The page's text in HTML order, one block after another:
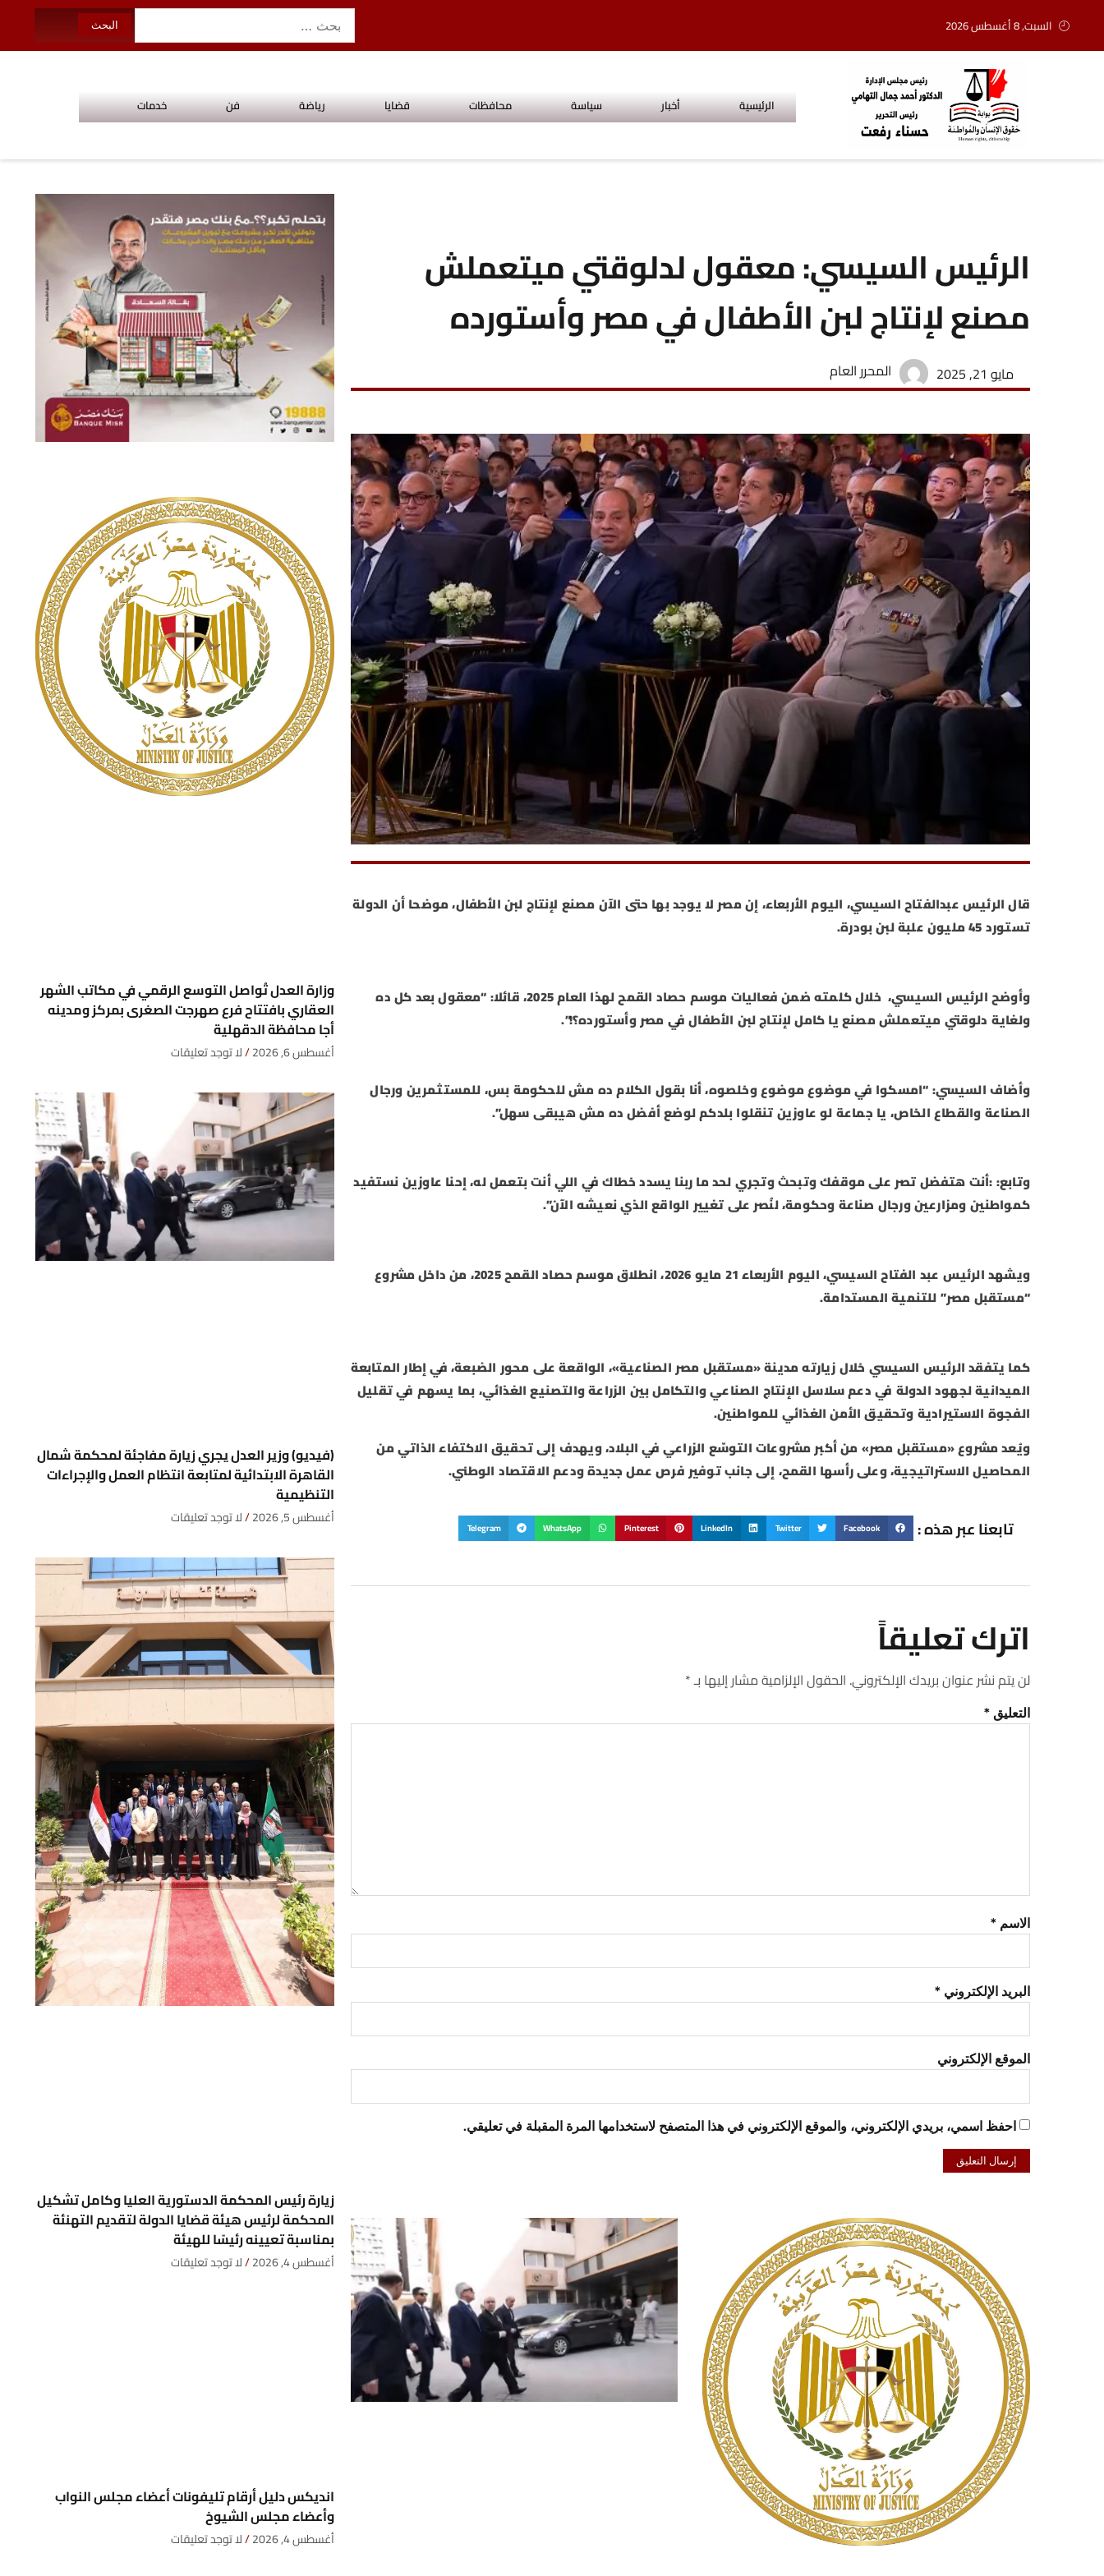
السبت, 8 أغسطس 2026
الرئيسية أخبار سياسة محافظات قضايا رياضة فن خدمات
الرئيس السيسي: معقول لدلوقتي ميتعملش
مصنع لإنتاج لبن الأطفال في مصر وأستورده
مايو 21, 2025 المحرر العام
قال الرئيس عبدالفتاح السيسي، اليوم الأربعاء، إن مصر لا يوجد بها حتى الآن مصنع لإنتاج لبن الأطفال، موضحا أن الدولة
تستورد 45 مليون علبة لبن بودرة.
وأوضح الرئيس السيسي، خلال كلمته ضمن فعاليات موسم حصاد القمح لهذا العام 2025، قائلا: “معقول بعد كل ده
ولغاية دلوقتي ميتعملش مصنع يا كامل لإنتاج لبن الأطفال في مصر وأستورده؟!”.
وأضاف السيسي: “امسكوا في موضوع موضوع وخلصوه، أنا بقول الكلام ده مش للحكومة بس، للمستثمرين ورجال
الصناعة والقطاع الخاص، يا جماعة لو عاوزين تنقلوا بلدكم لوضع أفضل ده مش هيبقى سهل”.
وتابع: :أنت هتفضل تصر على موقفك وتبحث وتجري لحد ما ربنا يسدد خطاك في اللي أنت بتعمل له، إحنا عاوزين نستفيد
كمواطنين ومزارعين ورجال صناعة وحكومة، لنُصر على تغيير الواقع الذي نعيشه الآن”.
ويشهد الرئيس عبد الفتاح السيسي، اليوم الأربعاء 21 مايو 2026، انطلاق موسم حصاد القمح 2025، من داخل مشروع
“مستقبل مصر” للتنمية المستدامة.
كما يتفقد الرئيس السيسي خلال زيارته مدينة «مستقبل مصر الصناعية»، الواقعة على محور الضبعة، في إطار المتابعة
الميدانية لجهود الدولة في دعم سلاسل الإنتاج الصناعي والتكامل بين الزراعة والتصنيع الغذائي، بما يسهم في تقليل
الفجوة الاستيرادية وتحقيق الأمن الغذائي للمواطنين.
ويُعد مشروع «مستقبل مصر» من أكبر مشروعات التوسّع الزراعي في البلاد، ويهدف إلى تحقيق الاكتفاء الذاتي من
المحاصيل الاستراتيجية، وعلى رأسها القمح، إلى جانب توفير فرص عمل جديدة ودعم الاقتصاد الوطني.
تابعنا عبر هذه : Facebook
Twitter
LinkedIn
Pinterest
WhatsApp
Telegram
اترك تعليقاً
لن يتم نشر عنوان بريدك الإلكتروني. الحقول الإلزامية مشار إليها بـ*
التعليق *
الاسم *
البريد الإلكتروني *
الموقع الإلكتروني
احفظ اسمي، بريدي الإلكتروني، والموقع الإلكتروني في هذا المتصفح لاستخدامها المرة المقبلة في تعليقي.
وزارة العدل تُواصل التوسع الرقمي في مكاتب الشهر
العقاري بافتتاح فرع صهرجت الصغرى بمركز ومدينه
أجا محافظة الدقهلية
أغسطس 6, 2026 لا توجد تعليقات
(فيديو) وزير العدل يجري زيارة مفاجئة لمحكمة شمال
القاهرة الابتدائية لمتابعة انتظام العمل والإجراءات
التنظيمية
أغسطس 5, 2026 لا توجد تعليقات
زيارة رئيس المحكمة الدستورية العليا وكامل تشكيل
المحكمة لرئيس هيئة قضايا الدولة لتقديم التهنئة
بمناسبة تعيينه رئيسًا للهيئة
أغسطس 4, 2026 لا توجد تعليقات
انديكس دليل أرقام تليفونات أعضاء مجلس النواب
وأعضاء مجلس الشيوخ
أغسطس 4, 2026 لا توجد تعليقات